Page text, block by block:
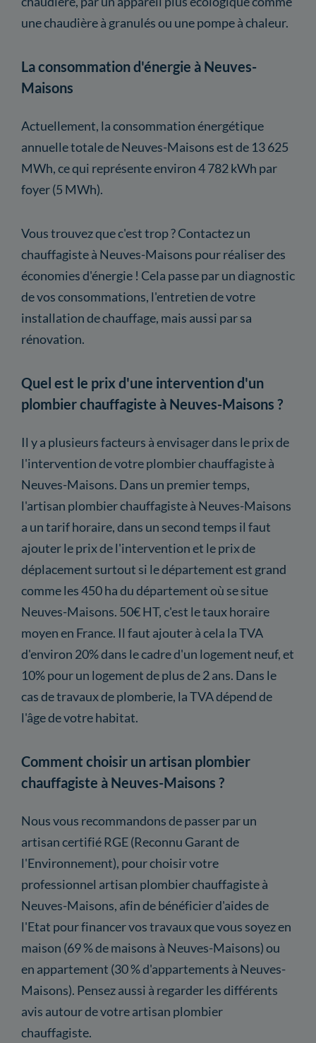
une chaudière à granulés ou une pompe à chaleur.
La consommation d'énergie à Neuves-
Maisons
Actuellement, la consommation énergétique
annuelle totale de Neuves-Maisons est de 13 625
MWh, ce qui représente environ 4 782 kWh par
foyer (5 MWh).
Vous trouvez que c'est trop ? Contactez un
chauffagiste à Neuves-Maisons pour réaliser des
économies d'énergie ! Cela passe par un diagnostic
de vos consommations, l'entretien de votre
installation de chauffage, mais aussi par sa
rénovation.
Quel est le prix d'une intervention d'un
plombier chauffagiste à Neuves-Maisons ?
Il y a plusieurs facteurs à envisager dans le prix de
l'intervention de votre plombier chauffagiste à
Neuves-Maisons. Dans un premier temps,
l'artisan plombier chauffagiste à Neuves-Maisons
a un tarif horaire, dans un second temps il faut
ajouter le prix de l'intervention et le prix de
déplacement surtout si le département est grand
comme les 450 ha du département où se situe
Neuves-Maisons. 50€ HT, c'est le taux horaire
moyen en France. Il faut ajouter à cela la TVA
d'environ 20% dans le cadre d'un logement neuf, et
10% pour un logement de plus de 2 ans. Dans le
cas de travaux de plomberie, la TVA dépend de
l'âge de votre habitat.
Comment choisir un artisan plombier
chauffagiste à Neuves-Maisons ?
Nous vous recommandons de passer par un
artisan certifié RGE (Reconnu Garant de
l'Environnement), pour choisir votre
professionnel artisan plombier chauffagiste à
Neuves-Maisons, afin de bénéficier d'aides de
l'Etat pour financer vos travaux que vous soyez en
maison (69 % de maisons à Neuves-Maisons) ou
en appartement (30 % d'appartements à Neuves-
Maisons). Pensez aussi à regarder les différents
avis autour de votre artisan plombier
chauffagiste.